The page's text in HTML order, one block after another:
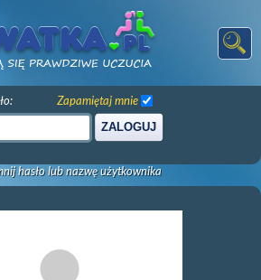
ZALOGUJ
Zapamiętaj mnie
hasło lub nazwę użytkownika